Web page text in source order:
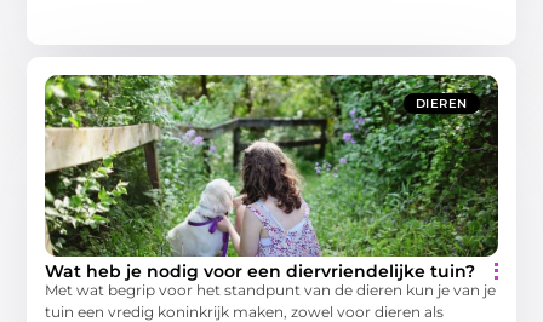
DIEREN
Wat heb je nodig voor een diervriendelijke tuin?
Met wat begrip voor het standpunt van de dieren kun je van je
tuin een vredig koninkrijk maken, zowel voor dieren als